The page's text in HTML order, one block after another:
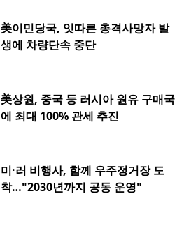
美이민당국, 잇따른 총격사망자 발
생에 차량단속 중단
美상원, 중국 등 러시아 원유 구매국
에 최대 100% 관세 추진
미·러 비행사, 함께 우주정거장 도
착…"2030년까지 공동 운영"